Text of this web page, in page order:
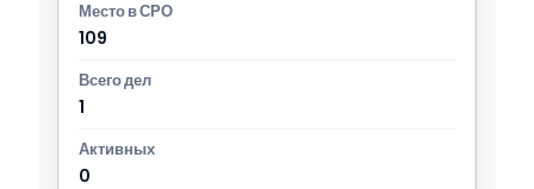
109
1
0